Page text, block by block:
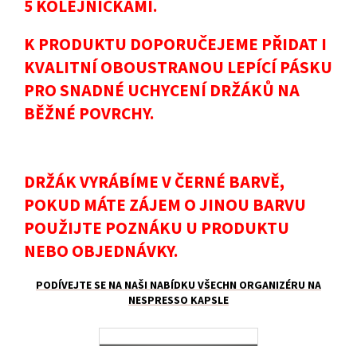
5 KOLEJNIČKAMI.
K PRODUKTU DOPORUČEJEME PŘIDAT I
KVALITNÍ OBOUSTRANOU LEPÍCÍ PÁSKU
PRO SNADNÉ UCHYCENÍ DRŽÁKŮ NA
BĚŽNÉ POVRCHY.
DRŽÁK VYRÁBÍME V ČERNÉ BARVĚ,
POKUD MÁTE ZÁJEM O JINOU BARVU
POUŽIJTE POZNÁKU U PRODUKTU
NEBO OBJEDNÁVKY.
PODÍVEJTE SE NA NAŠI NABÍDKU VŠECHN ORGANIZÉRU NA
NESPRESSO KAPSLE